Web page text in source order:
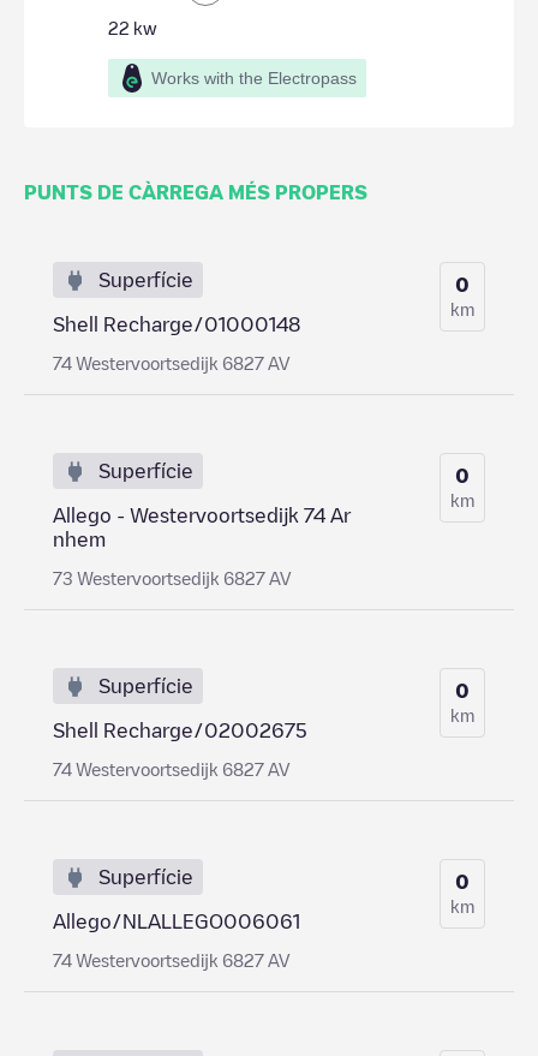
22 kw
Works with the Electropass
PUNTS DE CÀRREGA MÉS PROPERS
Superfície
Shell Recharge/01000148
74 Westervoortsedijk 6827 AV
0
km
Superfície
Allego - Westervoortsedijk 74 Ar
nhem
73 Westervoortsedijk 6827 AV
0
km
Superfície
Shell Recharge/02002675
74 Westervoortsedijk 6827 AV
0
km
Superfície
Allego/NLALLEGO006061
74 Westervoortsedijk 6827 AV
0
km